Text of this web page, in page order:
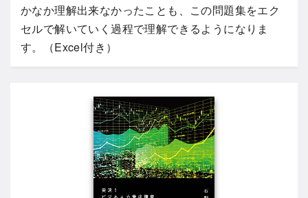
かなか理解出来なかったことも、この問題集をエク
セルで解いていく過程で理解できるようになりま
す。（Excel付き）